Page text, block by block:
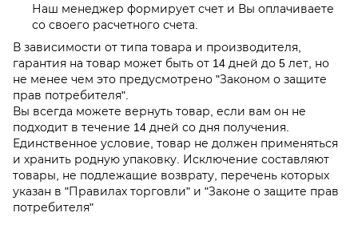
Наш менеджер формирует счет и Вы оплачиваете
со своего расчетного счета.
В зависимости от типа товара и производителя,
гарантия на товар может быть от 14 дней до 5 лет, но
не менее чем это предусмотрено "Законом о защите
прав потребителя".
Вы всегда можете вернуть товар, если вам он не
подходит в течение 14 дней со дня получения.
Единственное условие, товар не должен применяться
и хранить родную упаковку. Исключение составляют
товары, не подлежащие возврату, перечень которых
указан в "Правилах торговли" и "Законе о защите прав
потребителя"